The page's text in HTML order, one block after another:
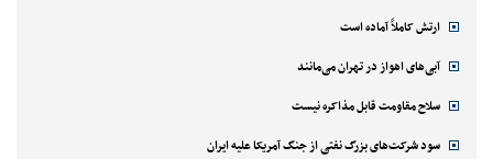
ارتش کاملاً آماده است
آبی‌های اهواز در تهران می‌مانند
سلاح مقاومت قابل مذاکره نیست
سود شرکت‌های بزرگ نفتی از جنگ آمریکا علیه ایران